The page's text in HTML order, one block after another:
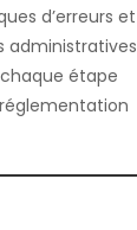
d’erreurs et
administratives
étape